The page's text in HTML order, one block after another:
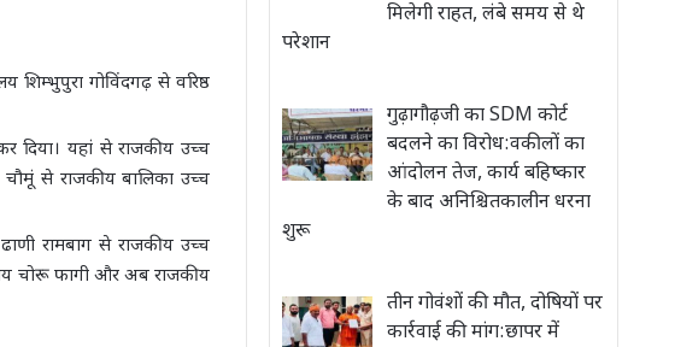
शिम्भुपुरा गोविंदगढ़ से वरिष्ठ
दिया। यहां से राजकीय उच्च
चौमूं से राजकीय बालिका उच्च
रामबाग से राजकीय उच्च
चोरू फागी और अब राजकीय
मिलेगी राहत, लंबे समय से थे
परेशान
गुढ़ागौढ़जी का SDM कोर्ट
बदलने का विरोध:वकीलों का
आंदोलन तेज, कार्य बहिष्कार
के बाद अनिश्चितकालीन धरना
शुरू
तीन गोवंशों की मौत, दोषियों पर
कार्रवाई की मांग:छापर में